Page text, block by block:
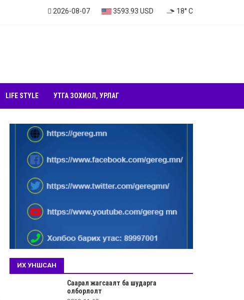
2026-08-07 3593.93 USD 18° C
LIFE STYLE УТГА ЗОХИОЛ, УРЛАГ
ИХ УНШСАН
Саарал жагсаалт ба шударга
олборлолт